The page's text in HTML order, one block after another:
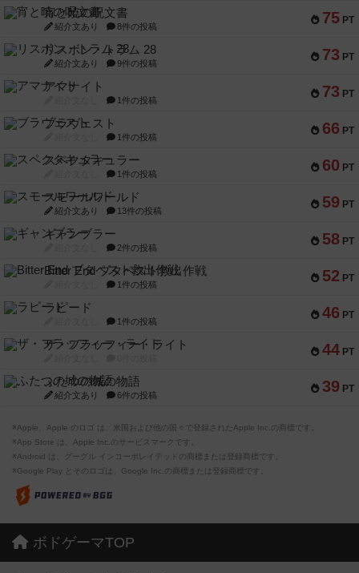
75 PT
宵と暁の呪文書
紹介文あり 8件の投稿
73 PT
リスボン・トラム 28
紹介文あり 9件の投稿
73 PT
アマナイト
1件の投稿
66 PT
ブラヴェスト
1件の投稿
60 PT
スペクタキュラー
1件の投稿
59 PT
スモールワールド
紹介文あり 13件の投稿
58 PT
ギャンブラー
2件の投稿
52 PT
Bitter End ブタペスト救出作戦
1件の投稿
46 PT
ラピード
1件の投稿
44 PT
ザ・フラッフィー・ライト
39 PT
ふたつの城の物語
紹介文あり 6件の投稿
※Apple、Apple のロゴ は、米国および他の国々で登録されたApple Inc.の商標です。
※App Store は、Apple Inc.のサービスマークです。
※Android は、グーグル インコーポレイテッドの商標または登録商標です。
※Google Play とそのロゴは、Google Inc.の商標または登録商標です。
ボドゲーマTOP